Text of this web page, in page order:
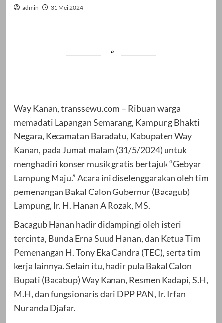
admin 31 Mei 2024
Way Kanan, transsewu.com – Ribuan warga
memadati Lapangan Semarang, Kampung Bhakti
Negara, Kecamatan Baradatu, Kabupaten Way
Kanan, pada Jumat malam (31/5/2024) untuk
menghadiri konser musik gratis bertajuk “Gebyar
Lampung Maju.” Acara ini diselenggarakan oleh tim
pemenangan Bakal Calon Gubernur (Bacagub)
Lampung, Ir. H. Hanan A Rozak, MS.
Bacagub Hanan hadir didampingi oleh isteri
tercinta, Bunda Erna Suud Hanan, dan Ketua Tim
Pemenangan H. Tony Eka Candra (TEC), serta tim
kerja lainnya. Selain itu, hadir pula Bakal Calon
Bupati (Bacabup) Way Kanan, Resmen Kadapi, S.H,
M.H, dan fungsionaris dari DPP PAN, Ir. Irfan
Nuranda Djafar.